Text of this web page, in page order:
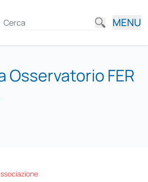
MENU
Osservatorio FER